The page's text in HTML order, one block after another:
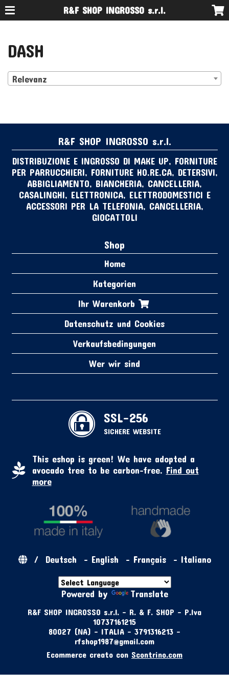
R&F SHOP INGROSSO s.r.l.
DASH
Relevanz
R&F SHOP INGROSSO s.r.l.
DISTRIBUZIONE E INGROSSO DI MAKE UP, FORNITURE
PER PARRUCCHIERI, FORNITURE HO.RE.CA, DETERSIVI,
ABBIGLIAMENTO, BIANCHERIA, CANCELLERIA,
CASALINGHI, ELETTRONICA, ELETTRODOMESTICI E
ACCESSORI PER LA TELEFONIA, CANCELLERIA,
GIOCATTOLI
Shop
Home
Kategorien
Ihr Warenkorb
Datenschutz und Cookies
Verkaufsbedingungen
Wer wir sind
SSL-256
SICHERE WEBSITE
This eshop is green! We have adopted a
avocado tree to be carbon-free. Find out
more
/ Deutsch - English - Français- Italiano
Powered by Translate
R&F SHOP INGROSSO s.r.l. - R. & F. SHOP - P.Iva
10737161215
80027 (NA) - ITALIA - 3791316213 -
rfshop1987@gmail.com
Ecommerce creato con Scontrino.com